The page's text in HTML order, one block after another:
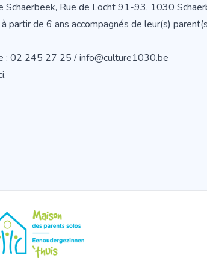
Schaerbeek, Rue de Locht 91-93, 1030
partir de 6 ans accompagnés de leur(s)
: 02 245 27 25 / info@culture1030.be